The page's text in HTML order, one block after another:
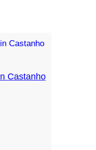
Castanho